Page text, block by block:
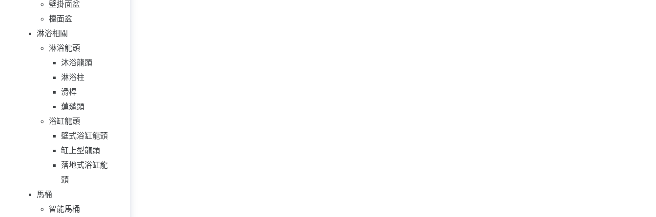
壁掛面盆
檯面盆
淋浴相關
淋浴龍頭
沐浴龍頭
淋浴柱
滑桿
蓮蓬頭
浴缸龍頭
壁式浴缸龍頭
缸上型龍頭
落地式浴缸龍
頭
馬桶
智能馬桶